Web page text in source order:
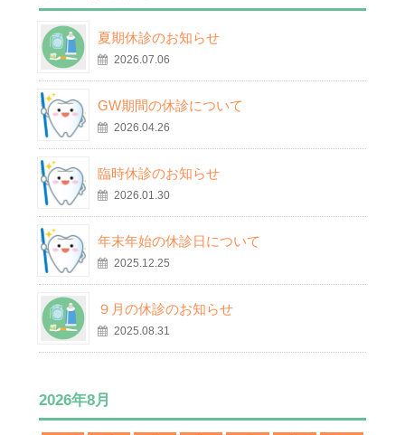
夏期休診のお知らせ
2026.07.06
GW期間の休診について
2026.04.26
臨時休診のお知らせ
2026.01.30
年末年始の休診日について
2025.12.25
９月の休診のお知らせ
2025.08.31
2026年8月